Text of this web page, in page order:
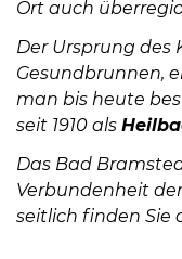
Ort auch
Der Ursprung des
Gesundbrunnen,
man bis heute
seit 1910 als
Das Bad
Verbundenheit
seitlich finden Sie